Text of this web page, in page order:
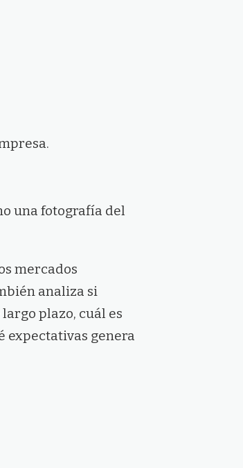
una fotografía del
mercados
analiza si
plazo, cuál es
expectativas genera